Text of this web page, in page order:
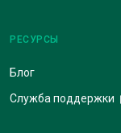
РЕСУРСЫ
Блог
Служба поддержки